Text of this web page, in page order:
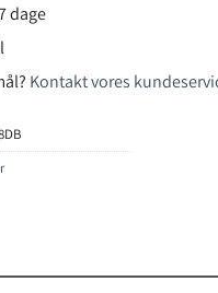
dage
Kontakt vores